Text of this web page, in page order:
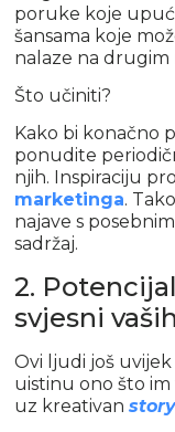
poruke koje
šansama koje
nalaze na drugim
Što učiniti?
Kako bi konačno
ponudite
njih. Inspiraciju
marketinga.
najave s
sadržaj.
2.
svjesni
Ovi ljudi još
uistinu ono što
uz kreativan